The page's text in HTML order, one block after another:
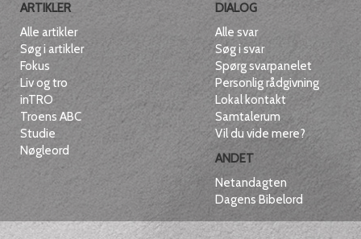
ARTIKLER
Alle artikler
Søg i artikler
Fokus
Liv og tro
inTRO
Troens ABC
Studie
Nøgleord
DIALOG
Alle svar
Søg i svar
Spørg svarpanelet
Personlig rådgivning
Lokal kontakt
Samtalerum
Vil du vide mere?
ANDET
Netandagten
Dagens Bibelord